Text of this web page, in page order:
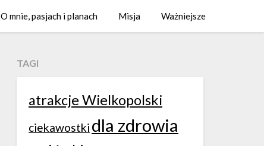
O mnie, pasjach i planach Misja Ważniejsze
TAGI
atrakcje Wielkopolski
ciekawostki dla zdrowia